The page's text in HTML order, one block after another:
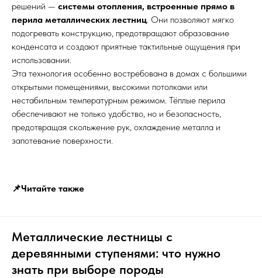
решений — системы отопления, встроенные прямо в
перила металлических лестниц. Они позволяют мягко
подогревать конструкцию, предотвращают образование
конденсата и создают приятные тактильные ощущения при
использовании.
Эта технология особенно востребована в домах с большими
открытыми помещениями, высокими потолками или
нестабильным температурным режимом. Тёплые перила
обеспечивают не только удобство, но и безопасность,
предотвращая скольжение рук, охлаждение металла и
запотевание поверхности.
📌Читайте также
Металлические лестницы с
деревянными ступенями: что нужно
знать при выборе породы